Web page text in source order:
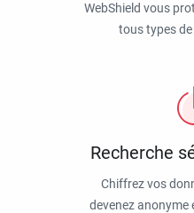
WebShield vous
tous types
Recherche
Chiffrez vos
devenez anonyme